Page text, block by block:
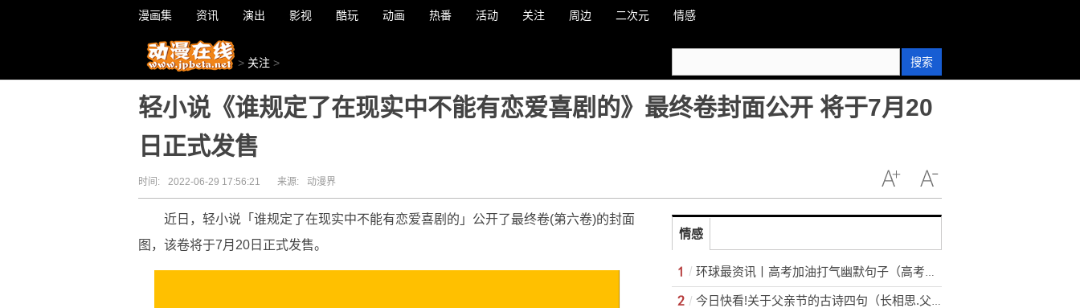
漫画集 资讯 演出 影视 酷玩 动画 热番 活动 关注 周边 二次元 情感
> 关注 > 搜索
轻小说《谁规定了在现实中不能有恋爱喜剧的》最终卷封面公开 将于7月20
日正式发售
时间: 2022-06-29 17:56:21 来源: 动漫界
近日，轻小说「谁规定了在现实中不能有恋爱喜剧的」公开了最终卷(第六卷)的封面
图，该卷将于7月20日正式发售。
情感
环球最资讯丨高考加油打气幽默句子（高考给自己加油打气的句子）
今日快看!关于父亲节的古诗四句（长相思.父亲节）